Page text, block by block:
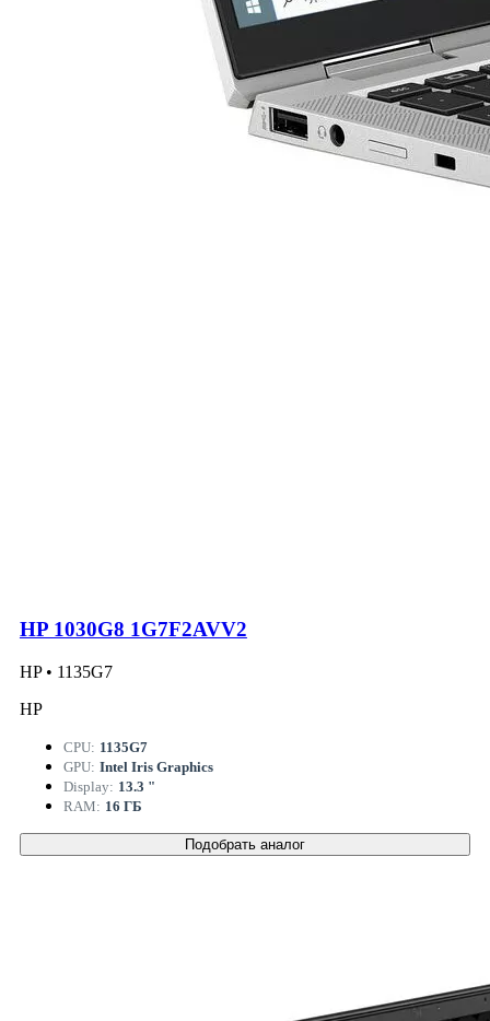
HP 1030G8 1G7F2AVV2
HP • 1135G7
HP
CPU: 1135G7
GPU: Intel Iris Graphics
Display: 13.3 "
RAM: 16 ГБ
Подобрать аналог